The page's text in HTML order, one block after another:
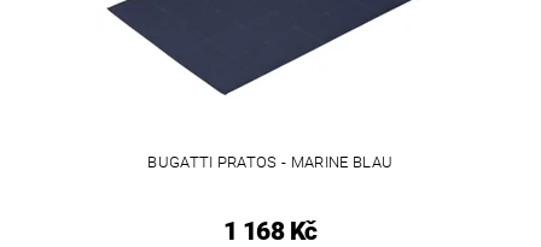
BUGATTI PRATOS - MARINE BLAU
1 168 Kč